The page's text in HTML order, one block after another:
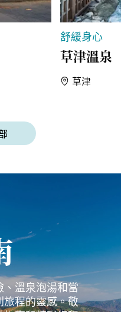
舒緩身心
草津溫泉
草津
、溫泉泡湯和當
旅程的靈感。敬